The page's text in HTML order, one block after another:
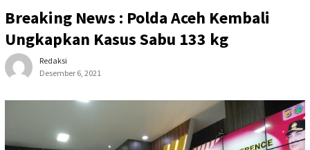
Breaking News : Polda Aceh Kembali
Ungkapkan Kasus Sabu 133 kg
Redaksi
Desember 6, 2021